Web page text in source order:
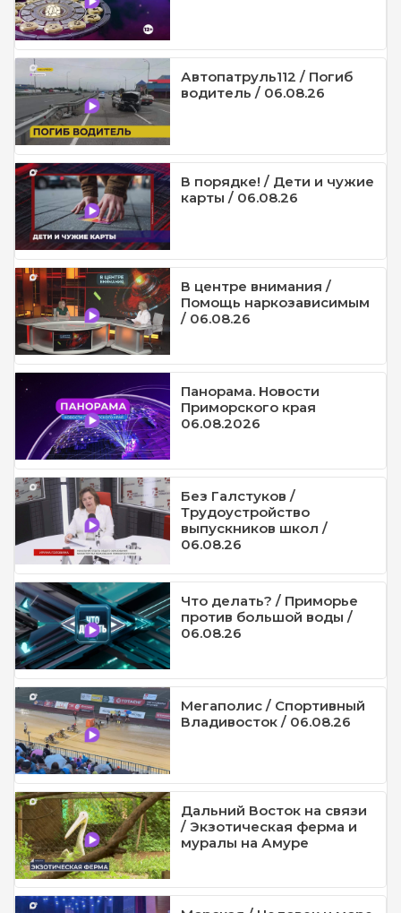
Автопатруль112 / Погиб
водитель / 06.08.26
В порядке! / Дети и чужие
карты / 06.08.26
В центре внимания /
Помощь наркозависимым
/ 06.08.26
Панорама. Новости
Приморского края
06.08.2026
Без Галстуков /
Трудоустройство
выпускников школ /
06.08.26
Что делать? / Приморье
против большой воды /
06.08.26
Мегаполис / Спортивный
Владивосток / 06.08.26
Дальний Восток на связи
/ Экзотическая ферма и
муралы на Амуре